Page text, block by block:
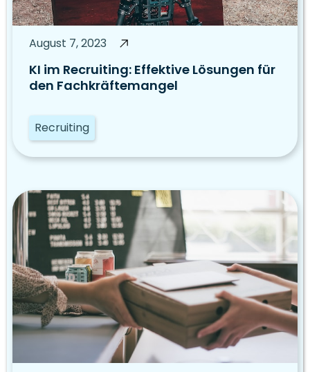
August 7, 2023
KI im Recruiting: Effektive Lösungen für
den Fachkräftemangel
Recruiting